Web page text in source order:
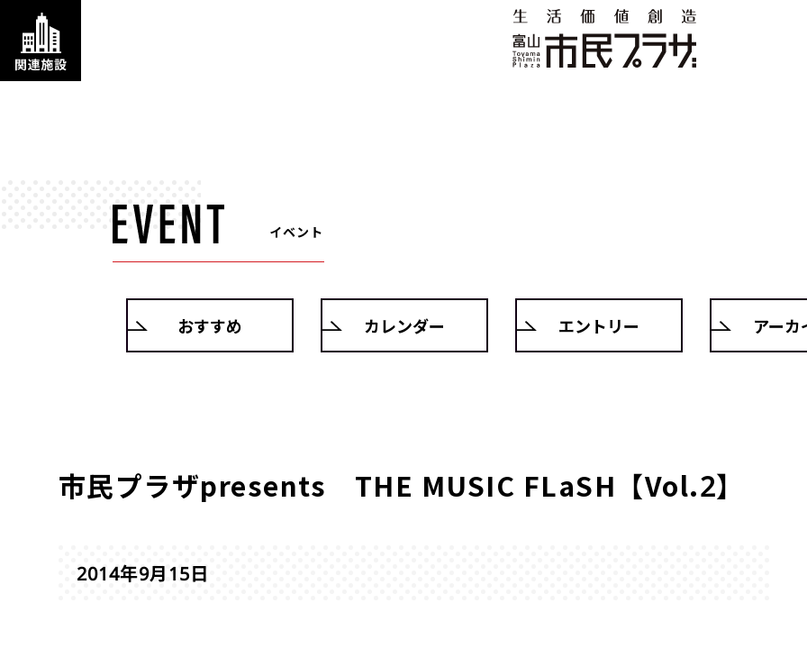
イベント
おすすめ カレンダー エントリー アーカ
市民プラザpresents THE MUSIC FLaSH【Vol.2】
2014年9月15日